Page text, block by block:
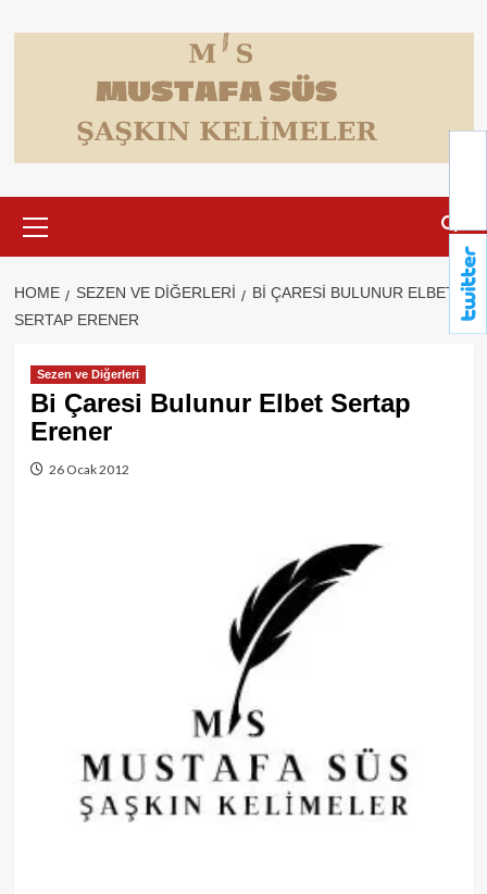
to
Menu
HOME SEZEN VE DIĞERLERI
BI ÇARESI BULUNUR ELBET
SERTAP ERENER
Sezen ve Diğerleri
Bi Çaresi Bulunur Elbet Sertap
Erener
26 Ocak 2012